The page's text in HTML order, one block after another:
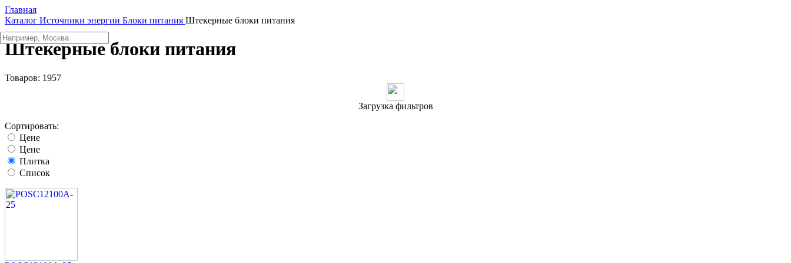
Главная
Каталог Источники энергии Блоки питания Штекерные блоки питания
Штекерные блоки питания
Товаров: 1957
Загрузка фильтров
Сортировать:
Цене
Цене
Плитка
Список